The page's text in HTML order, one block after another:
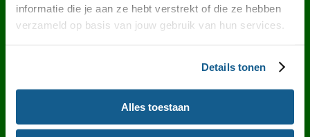
informatie die je aan ze hebt verstrekt of die ze hebben
verzameld op basis van jouw gebruik van hun services.
Details tonen
Alles toestaan
Contact English Privacy
Cookies
Toegankelijkheid
Desktop site